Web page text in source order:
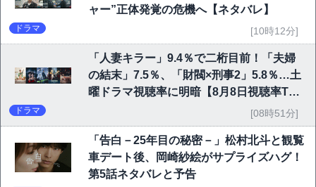
ャー”正体発覚の危機へ【ネタバレ】
ドラマ [10時12分]
「人妻キラー」9.4％で二桁目前！「夫婦
の結末」7.5％、「財閥×刑事2」5.8％…土
曜ドラマ視聴率に明暗【8月8日視聴率TO
ドラマ [08時51分]
「告白－25年目の秘密－」松村北斗と観覧
車デート後、岡崎紗絵がサプライズハグ！
第5話ネタバレと予告